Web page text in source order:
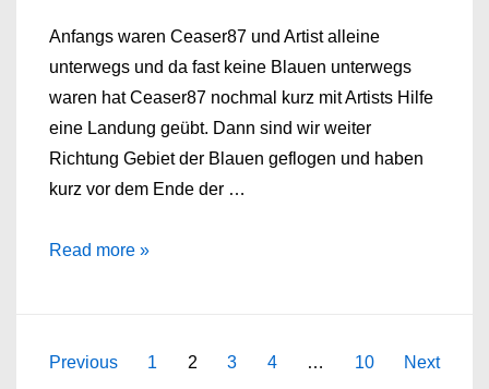
Anfangs waren Ceaser87 und Artist alleine
unterwegs und da fast keine Blauen unterwegs
waren hat Ceaser87 nochmal kurz mit Artists Hilfe
eine Landung geübt. Dann sind wir weiter
Richtung Gebiet der Blauen geflogen und haben
kurz vor dem Ende der …
Mittwoch,
Read more »
Seitennummerierung
Previous 1 2 3 4 … 10 Next